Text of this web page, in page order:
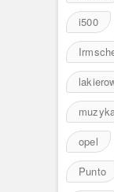
i500
opel
Punto